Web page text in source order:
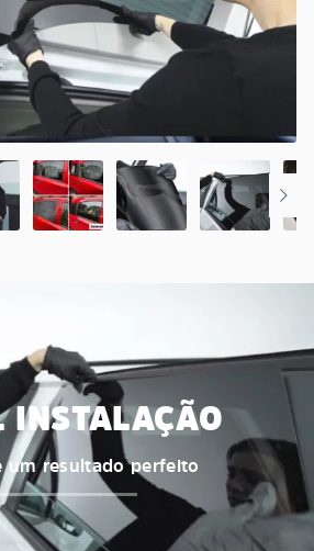
INSTALAÇÃO
um resultado perfeito